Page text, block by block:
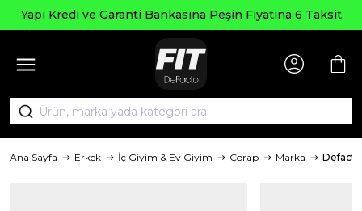
Yapı Kredi ve Garanti Bankasına Peşin Fiyatına 6 Taksit
Ana Sayfa Erkek İç Giyim & Ev Giyim Çorap Marka Defacto